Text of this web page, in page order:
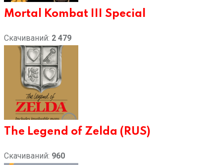
Mortal Kombat III Special
Скачиваний: 2 479
The Legend of Zelda (RUS)
Скачиваний: 960